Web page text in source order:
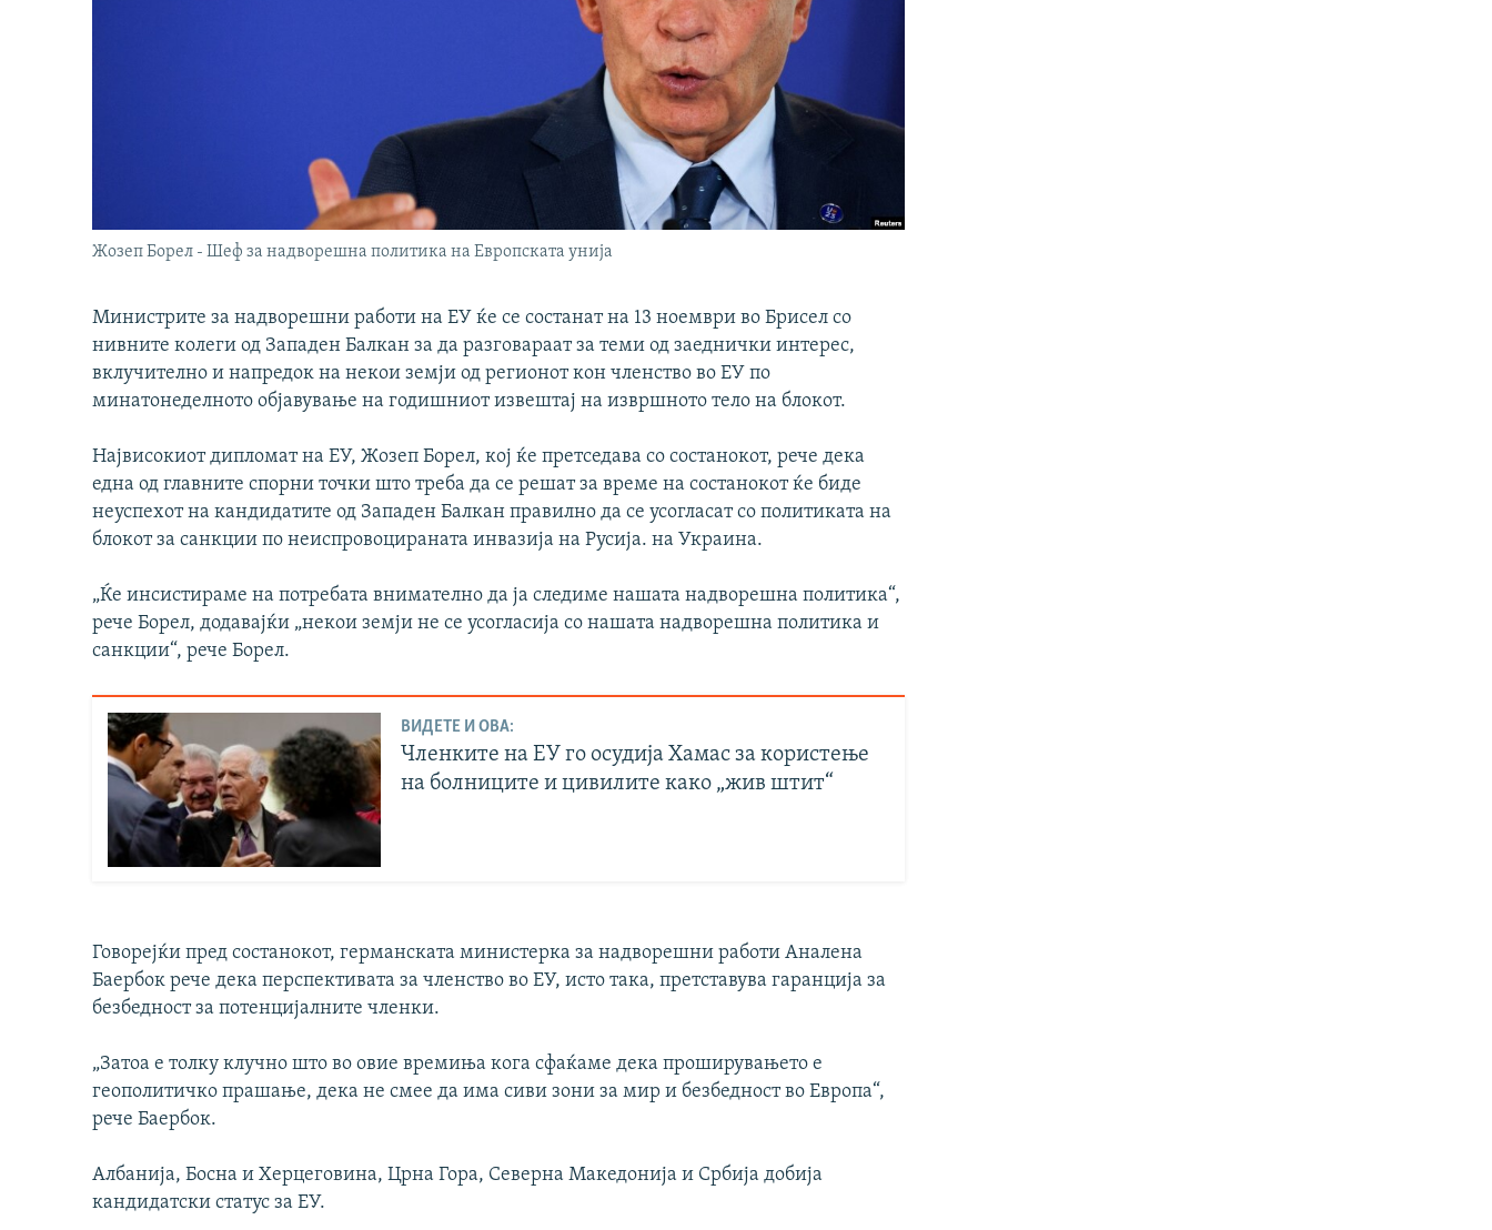
Жозеп Борел - Шеф за надворешна политика на Европската унија
Министрите за надворешни работи на ЕУ ќе се состанат на 13 ноември во Брисел со
нивните колеги од Западен Балкан за да разговараат за теми од заеднички интерес,
вклучително и напредок на некои земји од регионот кон членство во ЕУ по
минатонеделното објавување на годишниот извештај на извршното тело на блокот.
Највисокиот дипломат на ЕУ, Жозеп Борел, кој ќе претседава со состанокот, рече дека
една од главните спорни точки што треба да се решат за време на состанокот ќе биде
неуспехот на кандидатите од Западен Балкан правилно да се усогласат со политиката на
блокот за санкции по неиспровоцираната инвазија на Русија. на Украина.
„Ќе инсистираме на потребата внимателно да ја следиме нашата надворешна политика“,
рече Борел, додавајќи „некои земји не се усогласија со нашата надворешна политика и
санкции“, рече Борел.
ВИДЕТЕ И ОВА:
Членките на ЕУ го осудија Хамас за користење
на болниците и цивилите како „жив штит“
Говорејќи пред состанокот, германската министерка за надворешни работи Аналена
Баербок рече дека перспективата за членство во ЕУ, исто така, претставува гаранција за
безбедност за потенцијалните членки.
„Затоа е толку клучно што во овие времиња кога сфаќаме дека проширувањето е
геополитичко прашање, дека не смее да има сиви зони за мир и безбедност во Европа“,
рече Баербок.
Албанија, Босна и Херцеговина, Црна Гора, Северна Македонија и Србија добија
кандидатски статус за ЕУ.